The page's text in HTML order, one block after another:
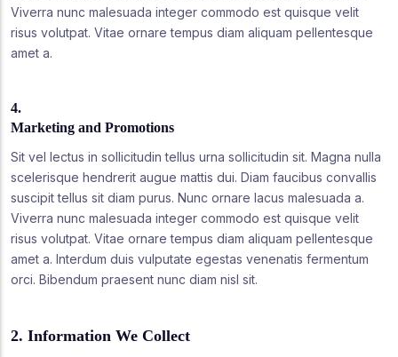
Viverra nunc malesuada integer commodo est quisque velit
risus volutpat. Vitae ornare tempus diam aliquam pellentesque
amet a.
4.
Marketing and Promotions
Sit vel lectus in sollicitudin tellus urna sollicitudin sit. Magna nulla
scelerisque hendrerit augue mattis dui. Diam faucibus convallis
suscipit tellus sit diam purus. Nunc ornare lacus malesuada a.
Viverra nunc malesuada integer commodo est quisque velit
risus volutpat. Vitae ornare tempus diam aliquam pellentesque
amet a. Interdum duis vulputate egestas venenatis fermentum
orci. Bibendum praesent nunc diam nisl sit.
2. Information We Collect